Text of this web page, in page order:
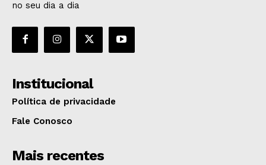
no seu dia a dia
Institucional
Política de privacidade
Fale Conosco
Mais recentes